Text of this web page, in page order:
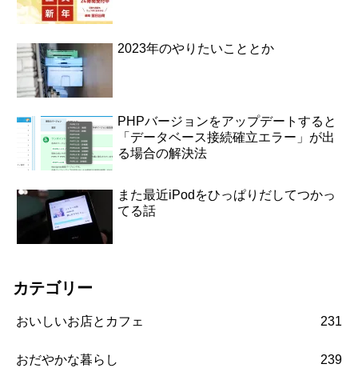
2023年のやりたいこととか
PHPバージョンをアップデートすると
「データベース接続確立エラー」が出
る場合の解決法
また最近iPodをひっぱりだしてつかっ
てる話
カテゴリー
おいしいお店とカフェ 231
おだやかな暮らし 239